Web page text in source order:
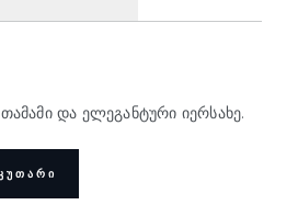
და ელეგანტური იერსახე.